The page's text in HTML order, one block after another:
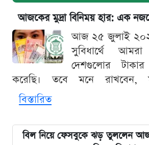
আজকের মুদ্রা বিনিময় হার: এক
আজ ২৫ জুলাই
সুবিধার্থে
দেশগুলোর
করেছি। তবে মনে রাখবেন,
বিস্তারিত
বিল নিয়ে ফেসবুকে ঝড় তুললেন